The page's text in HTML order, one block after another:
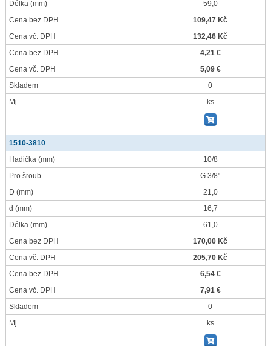
Délka (mm)
59,0
Cena bez DPH
109,47 Kč
Cena vč. DPH
132,46 Kč
Cena bez DPH
4,21 €
Cena vč. DPH
5,09 €
Skladem
0
Mj
ks
1510-3810
Hadička (mm)
10/8
Pro šroub
G 3/8"
D (mm)
21,0
d (mm)
16,7
Délka (mm)
61,0
Cena bez DPH
170,00 Kč
Cena vč. DPH
205,70 Kč
Cena bez DPH
6,54 €
Cena vč. DPH
7,91 €
Skladem
0
Mj
ks